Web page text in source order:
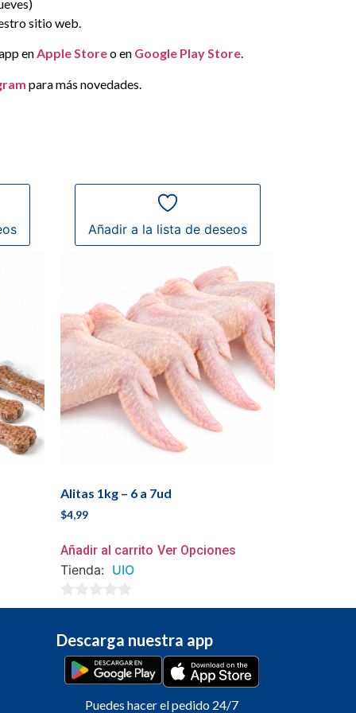
sitio web.
enApple Storeo en Google Play Store.
para más novedades.
Añadir a la lista de deseos
Alitas 1kg – 6 a 7ud
$4,99
Añadir al carrito Ver Opciones
Tienda: UIO
0
5
Descarga nuestra app
Puedes hacer el pedido 24/7